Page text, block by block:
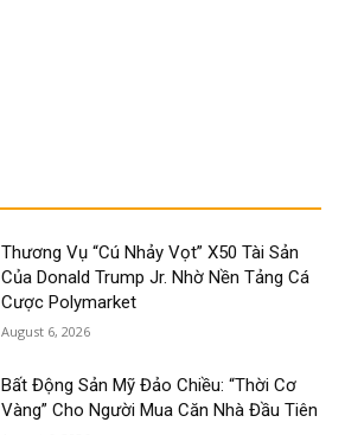
Thương Vụ “Cú Nhảy Vọt” X50 Tài Sản
Của Donald Trump Jr. Nhờ Nền Tảng Cá
Cược Polymarket
August 6, 2026
Bất Động Sản Mỹ Đảo Chiều: “Thời Cơ
Vàng” Cho Người Mua Căn Nhà Đầu Tiên